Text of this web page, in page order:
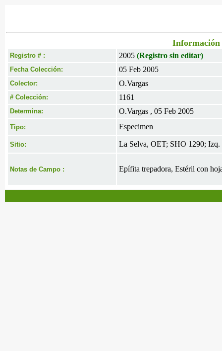
Información
Registro # : 2005 (Registro sin editar)
Fecha Colección: 05 Feb 2005
Colector: O.Vargas
# Colección: 1161
Determina: O.Vargas , 05 Feb 2005
Tipo: Especimen
Sitio: La Selva, OET; SHO 1290; Izq.
Notas de Campo : Epífita trepadora, Estéril con